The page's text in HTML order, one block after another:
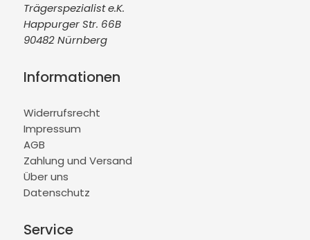
Trägerspezialist e.K.
Happurger Str. 66B
90482 Nürnberg
Informationen
Widerrufsrecht
Impressum
AGB
Zahlung und Versand
Über uns
Datenschutz
Service